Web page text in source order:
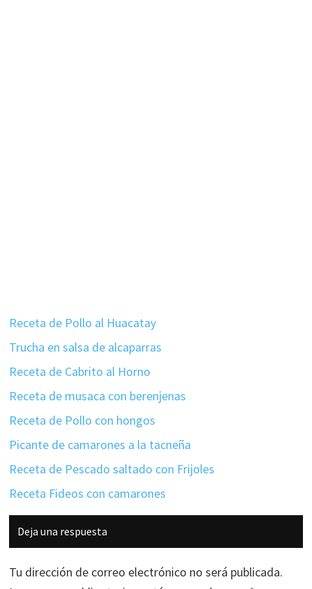
Receta de Pollo al Huacatay
Trucha en salsa de alcaparras
Receta de Cabrito al Horno
Receta de musaca con berenjenas
Receta de Pollo con hongos
Picante de camarones a la tacneña
Receta de Pescado saltado con Frijoles
Receta Fideos con camarones
Interacciones
con
los
Deja una respuesta
Tu dirección de correo electrónico no será publicada.